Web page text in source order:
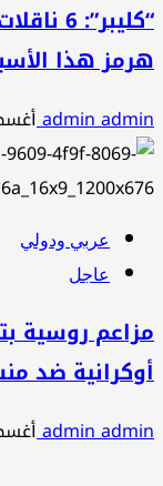
هرمز هذا
admin adminأغسطس
عربي ودولي
عاجل
مزاعم روسية
أوكرانية ضد
admin adminأغسطس